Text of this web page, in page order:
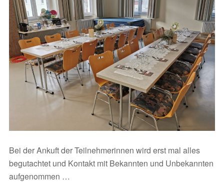
Bei der Ankuft der Teilnehmerinnen wird erst mal alles
begutachtet und Kontakt mit Bekannten und Unbekannten
aufgenommen …